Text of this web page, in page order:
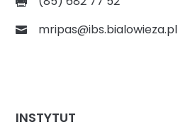
mripas@ibs.bialowieza.pl
INSTYTUT